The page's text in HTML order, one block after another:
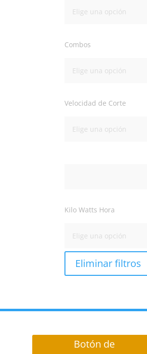
Combos
Velocidad de Corte
Kilo Watts Hora
Eliminar filtros
Botón de